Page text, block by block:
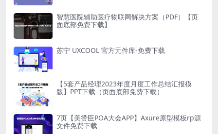
智慧医院辅助医疗物联网解决方案（PDF）【页
面底部免费下载】
苏宁 UXCOOL 官方元件库-免费下载
【5套产品经理2023年度月度工作总结汇报模
版】PPT下载（页面底部免费下载）
7页【美赞臣POA大会APP】Axure原型模板rp源
文件免费下载